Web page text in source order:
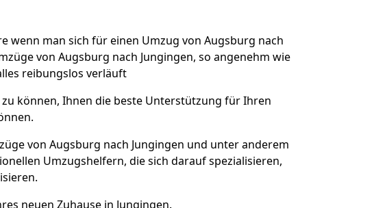
wenn man sich für einen Umzug von Augsburg nach
von Augsburg nach Jungingen, so angenehm wie
reibungslos verläuft
können, Ihnen die beste Unterstützung für Ihren
von Augsburg nach Jungingen und unter anderem
Umzugshelfern, die sich darauf spezialisieren,
neuen Zuhause in Jungingen.